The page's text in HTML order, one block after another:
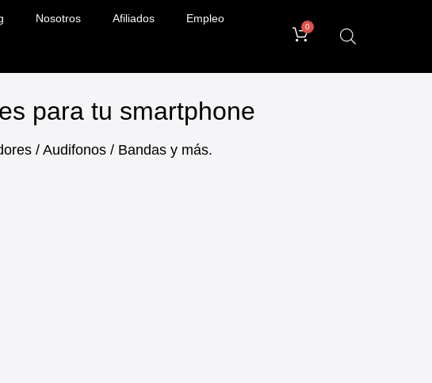
Nosotros Afiliados Empleo
0
para tu smartphone
/ Audifonos / Bandas y más.